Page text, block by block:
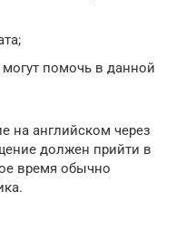
помочь в данной
на английском через
должен прийти в
время обычно